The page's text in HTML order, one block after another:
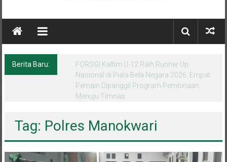
Berita Baru:
Menempa Generasi Muda Berkarakter Luhur
di Bumi Perkemahan Makroman Indah
melalui CAI ke-47